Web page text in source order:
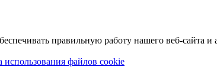
правильную работу нашего веб-сайта и
использования файлов cookie